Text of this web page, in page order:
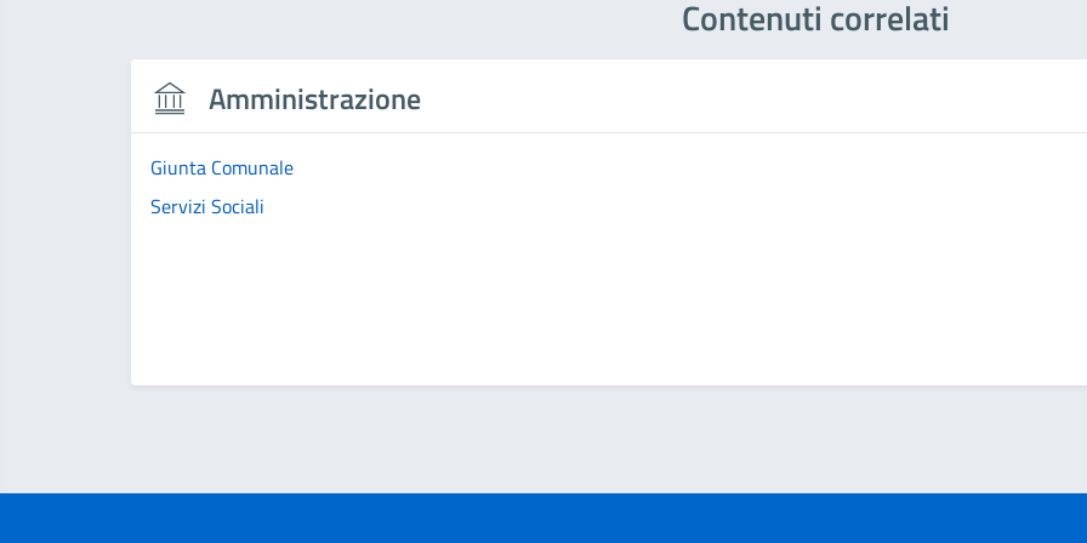
Contenuti correlati
Amministrazione
Giunta Comunale
Servizi Sociali